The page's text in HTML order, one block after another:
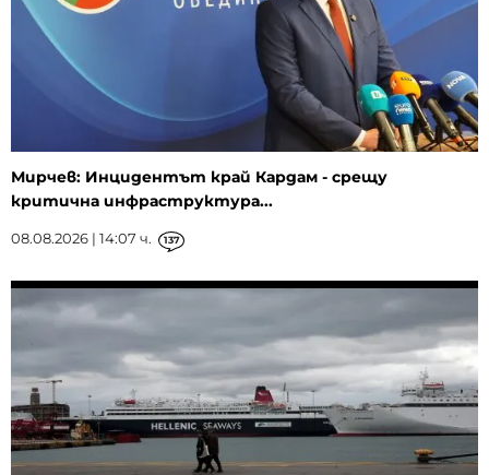
Мирчев: Инцидентът край Кардам - срещу
критична инфраструктура...
08.08.2026 | 14:07 ч. 137